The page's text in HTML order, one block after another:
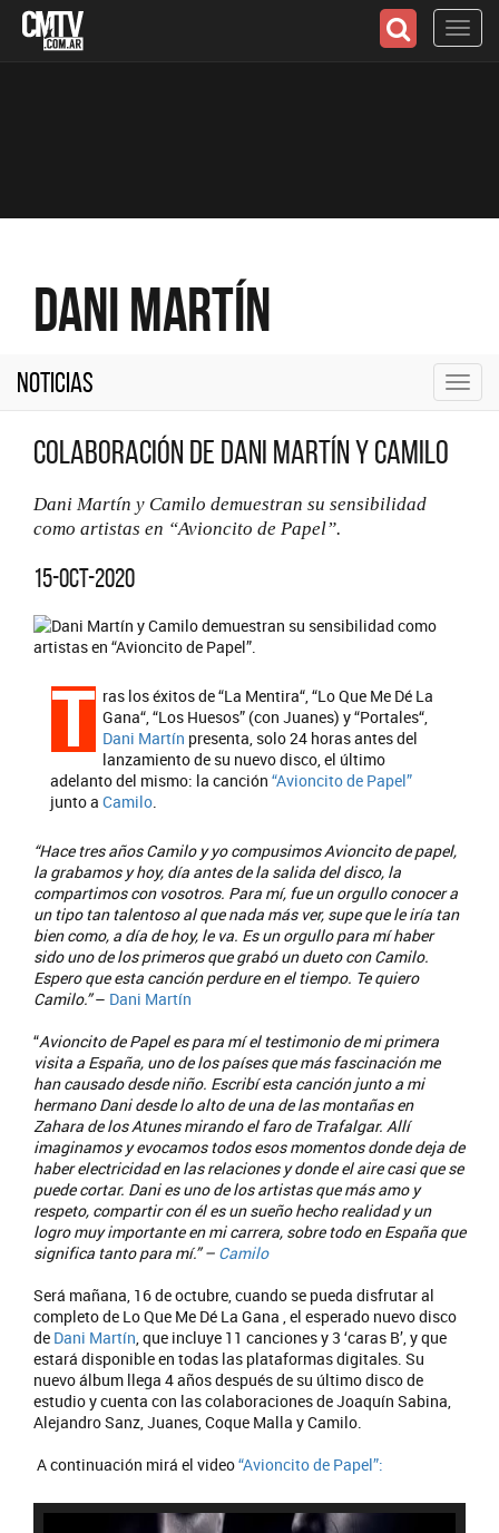
Dani Martín
Noticias
Colaboración de Dani Martín y Camilo
Dani Martín y Camilo demuestran su sensibilidad
como artistas en “Avioncito de Papel”.
15-oct-2020
T ras los éxitos de “La Mentira“, “Lo Que Me Dé La
Gana“, “Los Huesos” (con Juanes) y “Portales“,
Dani Martín presenta, solo 24 horas antes del
lanzamiento de su nuevo disco, el último
adelanto del mismo: la canción “Avioncito de Papel”
junto a Camilo.
“Hace tres años Camilo y yo compusimos Avioncito de papel,
la grabamos y hoy, día antes de la salida del disco, la
compartimos con vosotros. Para mí, fue un orgullo conocer a
un tipo tan talentoso al que nada más ver, supe que le iría tan
bien como, a día de hoy, le va. Es un orgullo para mí haber
sido uno de los primeros que grabó un dueto con Camilo.
Espero que esta canción perdure en el tiempo. Te quiero
Camilo.”– Dani Martín
“Avioncito de Papel es para mí el testimonio de mi primera
visita a España, uno de los países que más fascinación me
han causado desde niño. Escribí esta canción junto a mi
hermano Dani desde lo alto de una de las montañas en
Zahara de los Atunes mirando el faro de Trafalgar. Allí
imaginamos y evocamos todos esos momentos donde deja de
haber electricidad en las relaciones y donde el aire casi que se
puede cortar. Dani es uno de los artistas que más amo y
respeto, compartir con él es un sueño hecho realidad y un
logro muy importante en mi carrera, sobre todo en España que
significa tanto para mí.” – Camilo
Será mañana, 16 de octubre, cuando se pueda disfrutar al
completo de Lo Que Me Dé La Gana , el esperado nuevo disco
de Dani Martín, que incluye 11 canciones y 3 ‘caras B’, y que
estará disponible en todas las plataformas digitales. Su
nuevo álbum llega 4 años después de su último disco de
estudio y cuenta con las colaboraciones de Joaquín Sabina,
Alejandro Sanz, Juanes, Coque Malla y Camilo.
A continuación mirá el video“Avioncito de Papel”: